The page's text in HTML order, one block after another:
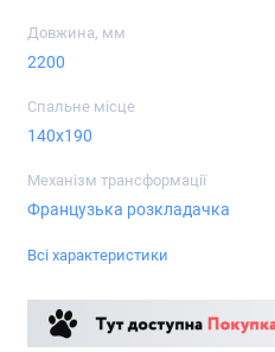
Довжина, мм
2200
Спальне місце
140x190
Механізм трансформації
Французька розкладачка
Всі характеристики